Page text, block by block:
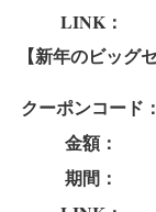
LINK：
【新年のビッグ
クーポンコード：
金額：
期間：